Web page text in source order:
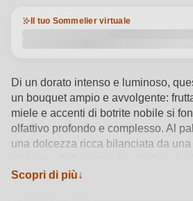
Il tuo Sommelier virtuale
Di un dorato intenso e luminoso,
un bouquet ampio e avvolgente:
miele e accenti di botrite nobile si
olfattivo profondo e complesso. Al
una dolcezza ricca bilanciata da
elegante, con un finale lungo e
Scopri di più